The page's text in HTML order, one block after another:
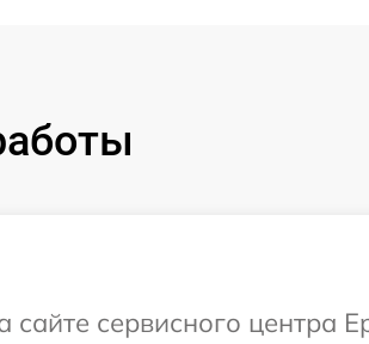
сервисного центра